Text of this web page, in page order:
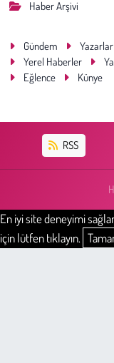
Haber Arşivi
Gündem Yazarlar
Yerel Haberler
Eğlence
Künye
RSS
En iyi site deneyimi
için lütfen tıklayın.